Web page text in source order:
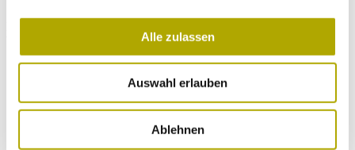
Alle zulassen
Auswahl erlauben
Ablehnen
Veranstaltungen und besonderen Neuigkeiten.
Wähle die Newsletter aus, für die du dich